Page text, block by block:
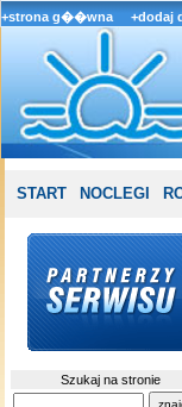
+strona g��wna +dodaj
START NOCLEGI
Szukaj na stronie